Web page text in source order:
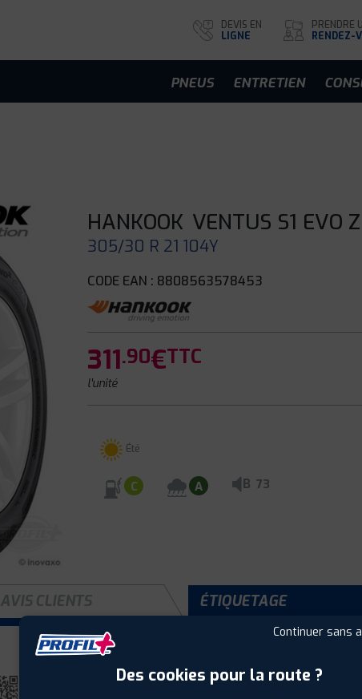
DEVIS EN
LIGNE
PRENDRE
RENDEZ-
PNEUS ENTRETIEN
HANKOOK VENTUS S1 EVO Z
305/30 R 21 104Y
CODE EAN : 8808563578453
311.90€TTC
l'unité
Été
C A B 73
AVIS CLIENTS ÉTIQUETAGE
Été
Continuer sans
Des cookies pour la route ?